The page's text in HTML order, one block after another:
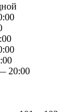
20:00